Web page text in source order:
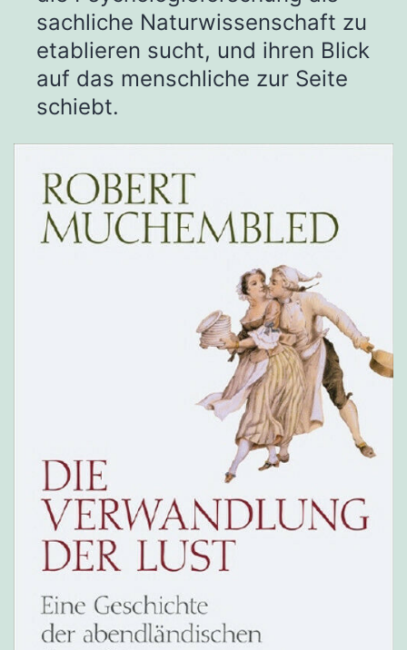
sachliche Naturwissenschaft zu
etablieren sucht, und ihren Blick
auf das menschliche zur Seite
schiebt.